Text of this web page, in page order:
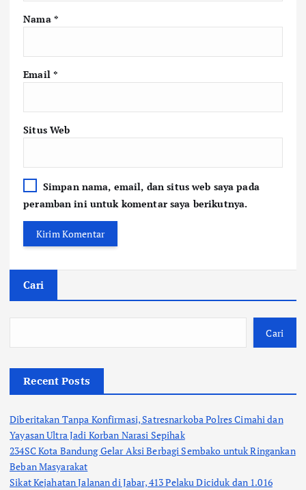
Nama *
Email *
Situs Web
Simpan nama, email, dan situs web saya pada
peramban ini untuk komentar saya berikutnya.
Cari
Cari
Recent Posts
Diberitakan Tanpa Konfirmasi, Satresnarkoba Polres Cimahi dan
Yayasan Ultra Jadi Korban Narasi Sepihak
234SC Kota Bandung Gelar Aksi Berbagi Sembako untuk Ringankan
Beban Masyarakat
Sikat Kejahatan Jalanan di Jabar, 413 Pelaku Diciduk dan 1.016